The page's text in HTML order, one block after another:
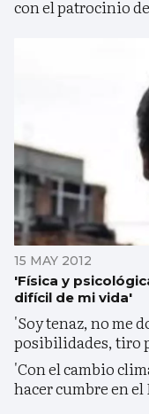
con el patrocinio
15 MAY 2012
'Física y
difícil de mi vida'
'Soy tenaz, no me
posibilidades, tiro
'Con el cambio
hacer cumbre en